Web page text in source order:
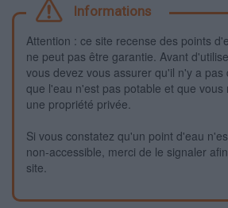
Informations
Attention : ce site recense des points
ne peut pas être garantie. Avant
vous devez vous assurer qu'il n'y a
que l'eau n'est pas potable et que vous
une propriété privée.
Si vous constatez qu'un point d'eau
non-accessible, merci de le signaler
site.